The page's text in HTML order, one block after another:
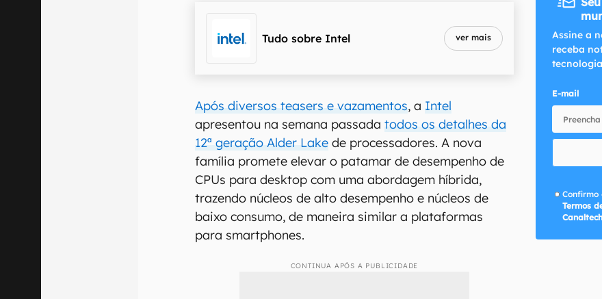
Tudo sobre Intel ver mais
Após diversos teasers e vazamentos, a Intel
apresentou na semana passadatodos os detalhes da
12ª geração Alder Lake de processadores. A nova
família promete elevar o patamar de desempenho de
CPUs para desktop com uma abordagem híbrida,
trazendo núcleos de alto desempenho e núcleos de
baixo consumo, de maneira similar a plataformas
para smartphones.
CONTINUA APÓS A PUBLICIDADE
Assine a
receba
E-mail
Confirmo
Termos